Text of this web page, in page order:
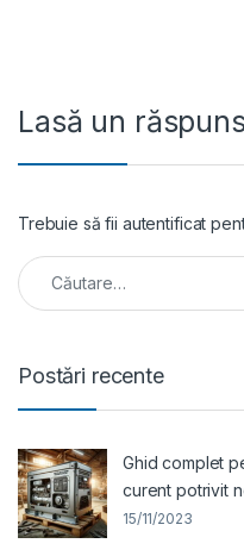
Lasă un
Trebuie să fii autentificat
Caută după:
Postări recente
Ghid complet
curent potrivit
15/11/2023